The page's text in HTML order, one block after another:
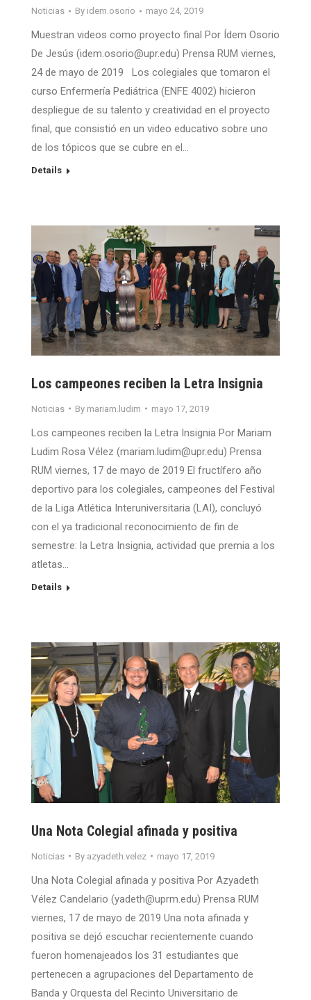
Noticias By idem.osorio mayo 24, 2019
Muestran videos como proyecto final Por Ídem Osorio
De Jesús (idem.osorio@upr.edu) Prensa RUM viernes,
24 de mayo de 2019 Los colegiales que tomaron el
curso Enfermería Pediátrica (ENFE 4002) hicieron
despliegue de su talento y creatividad en el proyecto
final, que consistió en un video educativo sobre uno
de los tópicos que se cubre en el…
Details
Los campeones reciben la Letra Insignia
Noticias By mariam.ludim mayo 17, 2019
Los campeones reciben la Letra Insignia Por Mariam
Ludim Rosa Vélez (mariam.ludim@upr.edu) Prensa
RUM viernes, 17 de mayo de 2019 El fructífero año
deportivo para los colegiales, campeones del Festival
de la Liga Atlética Interuniversitaria (LAI), concluyó
con el ya tradicional reconocimiento de fin de
semestre: la Letra Insignia, actividad que premia a los
atletas…
Details
Una Nota Colegial afinada y positiva
Noticias By azyadeth.velez mayo 17, 2019
Una Nota Colegial afinada y positiva Por Azyadeth
Vélez Candelario (yadeth@uprm.edu) Prensa RUM
viernes, 17 de mayo de 2019 Una nota afinada y
positiva se dejó escuchar recientemente cuando
fueron homenajeados los 31 estudiantes que
pertenecen a agrupaciones del Departamento de
Banda y Orquesta del Recinto Universitario de